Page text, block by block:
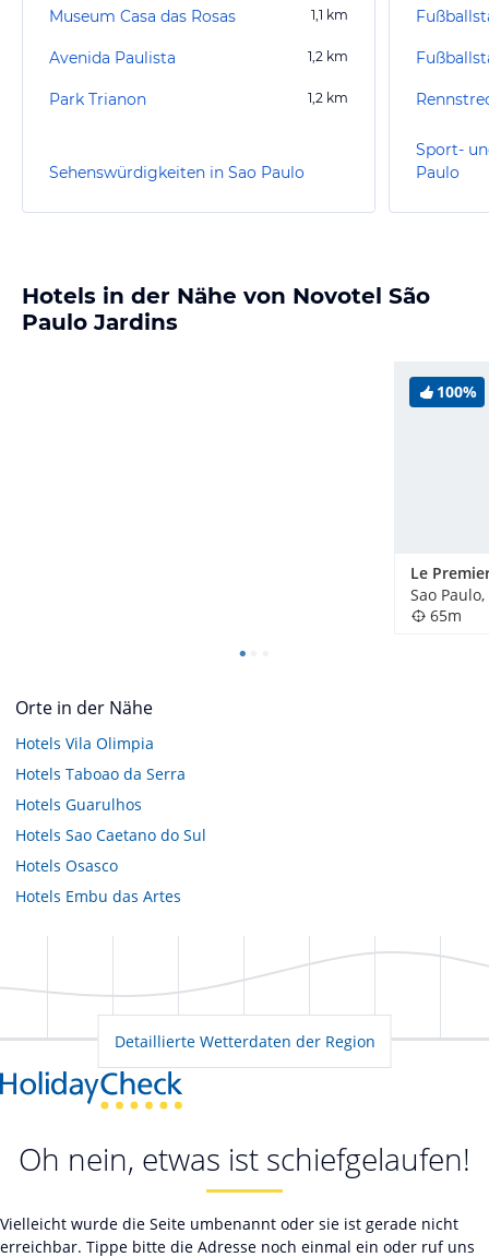
Museum Casa das Rosas 1,1 km
Avenida Paulista 1,2 km
Park Trianon 1,2 km
Sehenswürdigkeiten in Sao Paulo
Sport-
Paulo
Hotels in der Nähe von Novotel São
Paulo Jardins
100%
Le
Sao
65m
Orte in der Nähe
Hotels Vila Olimpia
Hotels Taboao da Serra
Hotels Guarulhos
Hotels Sao Caetano do Sul
Hotels Osasco
Hotels Embu das Artes
Detaillierte Wetterdaten der Region
Oh nein, etwas ist schiefgelaufen!
Vielleicht wurde die Seite umbenannt oder sie ist gerade nicht
erreichbar. Tippe bitte die Adresse noch einmal ein oder ruf uns